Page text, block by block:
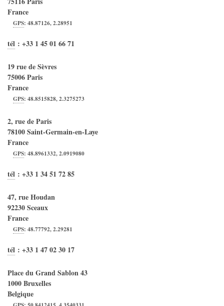
France
GPS:48.87126,2.28951
tél : +33 1 45 01 66 71
19 rue de Sèvres
75006Paris
France
GPS:48.8515828,2.3275273
2, rue de Paris
78100Saint-Germain-en-Laye
France
GPS:48.8961332,2.0919080
tél : +33 1 34 51 72 85
47, rue Houdan
92230Sceaux
France
GPS:48.77792,2.29281
tél : +33 1 47 02 30 17
Place du Grand Sablon 43
1000Bruxelles
Belgique